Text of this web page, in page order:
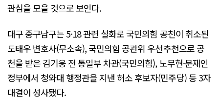
관심을 모을 것으로 보인다.
대구 중구남구는 5·18 관련 설화로 국민의힘 공천이 취소된
도태우 변호사(무소속), 국민의힘 공관위 우선추천으로 공
천을 받은 김기웅 전 통일부 차관(국민의힘), 노무현·문재인
정부에서 청와대 행정관을 지낸 허소 후보자(민주당) 등 3자
대결이 성사됐다.